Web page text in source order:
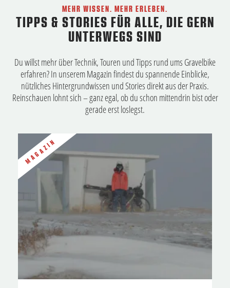
MEHR WISSEN. MEHR ERLEBEN.
TIPPS & STORIES FÜR ALLE, DIE GERN
UNTERWEGS SIND
Du willst mehr über Technik, Touren und Tipps rund ums Gravelbike
erfahren? In unserem Magazin findest du spannende Einblicke,
nützliches Hintergrundwissen und Stories direkt aus der Praxis.
Reinschauen lohnt sich – ganz egal, ob du schon mittendrin bist oder
gerade erst loslegst.
MAGAZIN